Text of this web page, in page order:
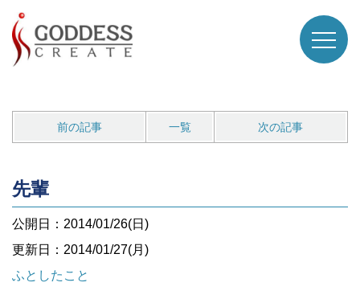
前の記事 一覧 次の記事
先輩
公開日：2014/01/26(日)
更新日：2014/01/27(月)
ふとしたこと